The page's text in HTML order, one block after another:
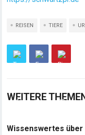
REISEN TIERE
WEITERE
Wissenswertes